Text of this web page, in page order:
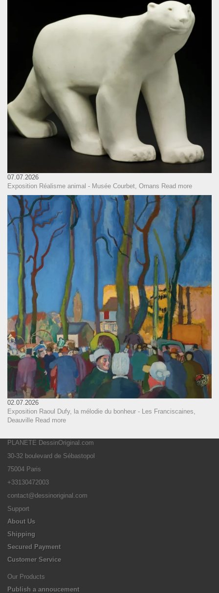
07.07.2026
Exposition Réalisme animal - Musée Courbet, Ornans Read more
02.07.2026
Exposition Raoul Dufy, la mélodie du bonheur - Les Franciscaines,
Deauville Read more
PLANETE DessinOriginal.com
30-32 boulevard de Sébastopol
75004 Paris
+33130472003
contact@dessinoriginal.com
Support
About Us
Shipping
Secured Payment
Customer Service
Our Products
Publish a annoucement